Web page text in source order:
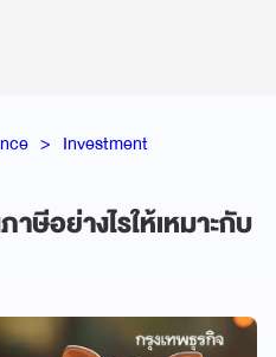
Investment
ษีอย่างไรให้เหมาะกับ